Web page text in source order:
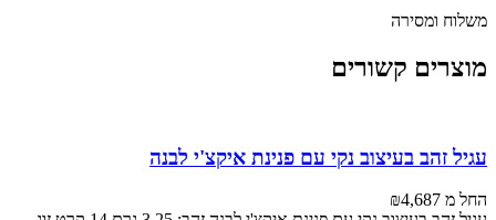
משלוח ומסירה
מוצרים קשורים
עגיל זהב בעיצוב נקי עם פנינת איקצ'י לבנה
החל מ ₪4,687